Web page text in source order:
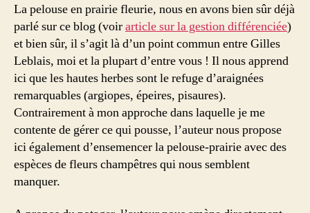
La pelouse en prairie fleurie, nous en avons bien sûr déjà
parlé sur ce blog (voirarticle sur la gestion différenciée)
et bien sûr, il s’agit là d’un point commun entre Gilles
Leblais, moi et la plupart d’entre vous ! Il nous apprend
ici que les hautes herbes sont le refuge d’araignées
remarquables (argiopes, épeires, pisaures).
Contrairement à mon approche dans laquelle je me
contente de gérer ce qui pousse, l’auteur nous propose
ici également d’ensemencer la pelouse-prairie avec des
espèces de fleurs champêtres qui nous semblent
manquer.